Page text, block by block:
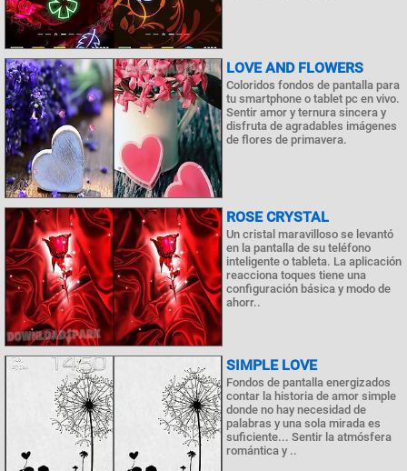
LOVE AND FLOWERS
Coloridos fondos de pantalla para
tu smartphone o tablet pc en vivo.
Sentir amor y ternura sincera y
disfruta de agradables imágenes
de flores de primavera.
ROSE CRYSTAL
Un cristal maravilloso se levantó
en la pantalla de su teléfono
inteligente o tableta. La aplicación
reacciona toques tiene una
configuración básica y modo de
ahorr..
SIMPLE LOVE
Fondos de pantalla energizados
contar la historia de amor simple
donde no hay necesidad de
palabras y una sola mirada es
suficiente... Sentir la atmósfera
romántica y ..